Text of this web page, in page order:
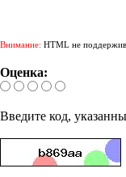
Внимание: HTML не
Оценка:
Введите код,